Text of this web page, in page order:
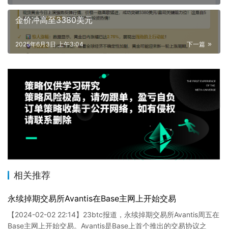
金价冲高至3380美元
下一篇
2025年6月3日 上午3:04
相关推荐
永续掉期交易所Avantis在Base主网上开始交易
【2024-02-02 22:14】23btc报道，永续掉期交易所Avantis周五在
Base主网上开始交易。Avantis是Base上首个推出的交易协议之